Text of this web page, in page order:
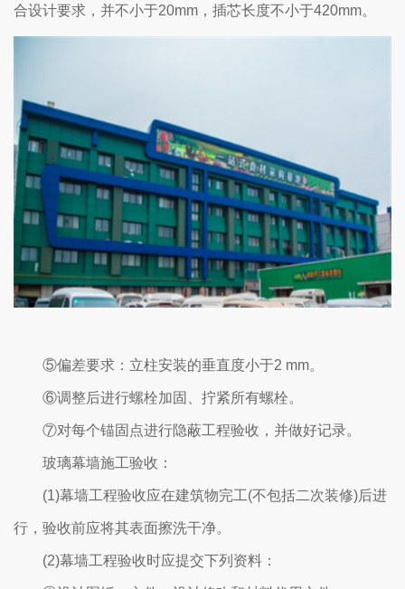
合设计要求，并不小于20mm，插芯长度不小于420mm。
⑤偏差要求：立柱安装的垂直度小于2 mm。
⑥调整后进行螺栓加固、拧紧所有螺栓。
⑦对每个锚固点进行隐蔽工程验收，并做好记录。
玻璃幕墙施工验收：
(1)幕墙工程验收应在建筑物完工(不包括二次装修)后进
行，验收前应将其表面擦洗干净。
(2)幕墙工程验收时应提交下列资料：